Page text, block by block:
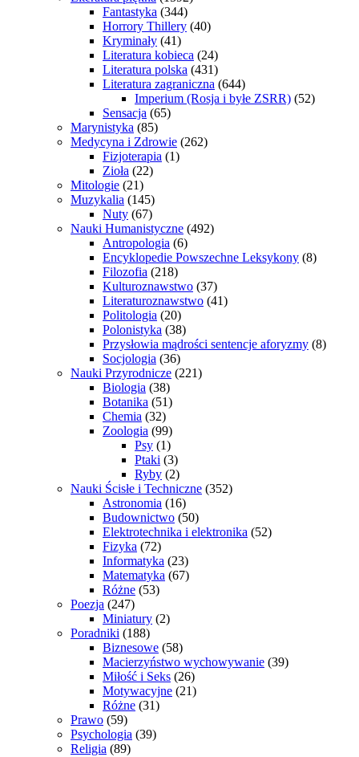
Fantastyka (344)
Horrory Thillery (40)
Kryminały (41)
Literatura kobieca (24)
Literatura polska (431)
Literatura zagraniczna (644)
Imperium (Rosja i byłe ZSRR) (52)
Sensacja (65)
Marynistyka (85)
Medycyna i Zdrowie (262)
Fizjoterapia (1)
Zioła (22)
Mitologie (21)
Muzykalia (145)
Nuty (67)
Nauki Humanistyczne (492)
Antropologia (6)
Encyklopedie Powszechne Leksykony (8)
Filozofia (218)
Kulturoznawstwo (37)
Literaturoznawstwo (41)
Politologia (20)
Polonistyka (38)
Przysłowia mądrości sentencje aforyzmy (8)
Socjologia (36)
Nauki Przyrodnicze (221)
Biologia (38)
Botanika (51)
Chemia (32)
Zoologia (99)
Psy (1)
Ptaki (3)
Ryby (2)
Nauki Ścisłe i Techniczne (352)
Astronomia (16)
Budownictwo (50)
Elektrotechnika i elektronika (52)
Fizyka (72)
Informatyka (23)
Matematyka (67)
Różne (53)
Poezja (247)
Miniatury (2)
Poradniki (188)
Biznesowe (58)
Macierzyństwo wychowywanie (39)
Miłość i Seks (26)
Motywacyjne (21)
Różne (31)
Prawo (59)
Psychologia (39)
Religia (89)